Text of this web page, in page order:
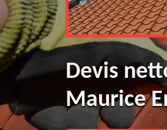
Devis
Maurice